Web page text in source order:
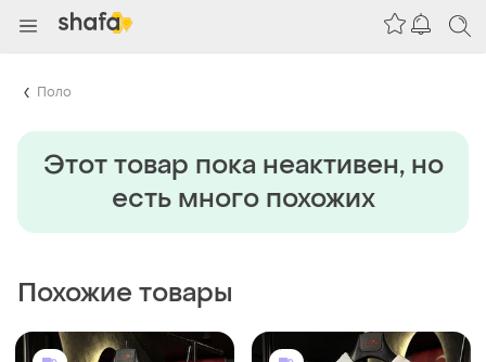
Поло
Этот товар пока неактивен, но
есть много похожих
Похожие товары